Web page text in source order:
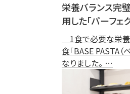
栄養バランス完
用した「パーフェ
1食で必要な栄養
食「BASE PASTA（
なりました。 …